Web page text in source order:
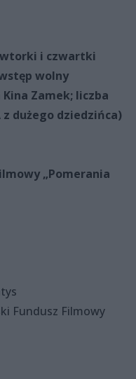
wtorki i czwartki
wolny
Zamek; liczba
dużego dziedzińca)
„Pomerania
Fundusz Filmowy